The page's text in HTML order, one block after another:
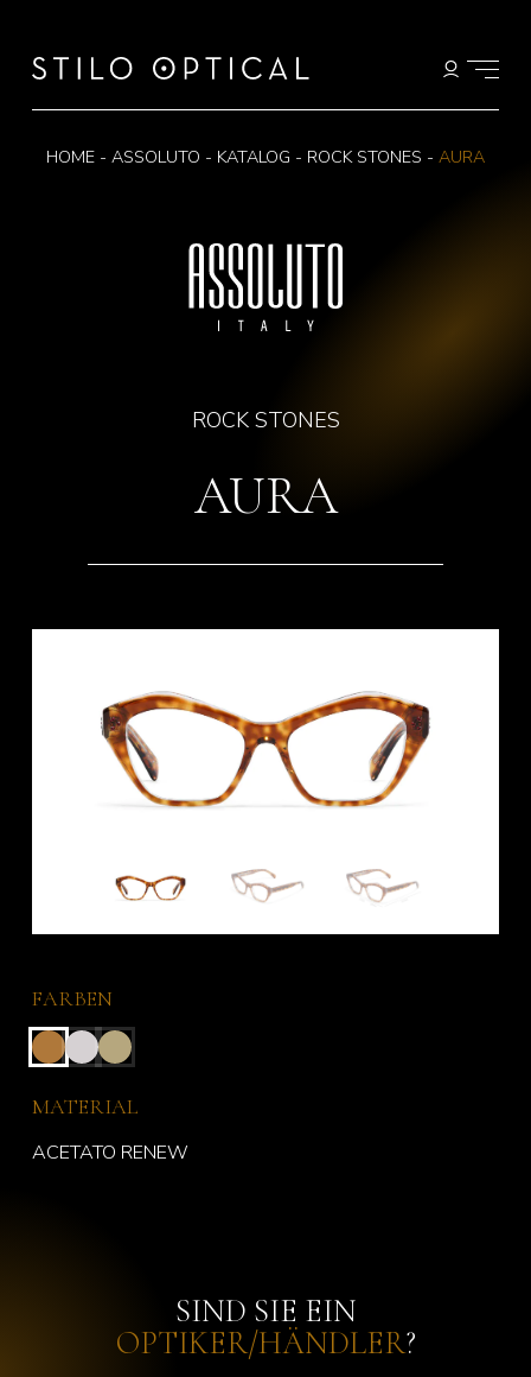
HOME - ASSOLUTO - KATALOG - ROCK STONES - AURA
ROCK STONES
AURA
MATERIAL
ACETATO RENEW
FARBEN
SIND SIE EIN
OPTIKER/HÄNDLER?